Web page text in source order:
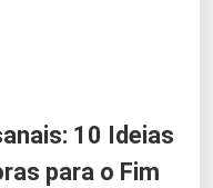
10 Ideias
para o Fim